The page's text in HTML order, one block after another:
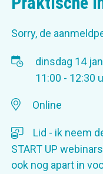
Sorry, de
dinsdag 14
11:00 - 12:30
Online
Lid - ik neem
START UP
ook nog apart in